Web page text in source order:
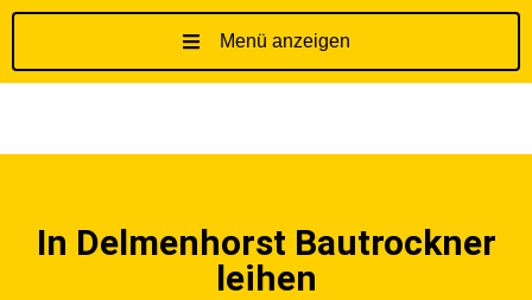
Menü anzeigen
In Delmenhorst Bautrockner
leihen